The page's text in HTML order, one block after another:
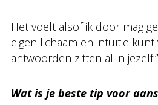
Het voelt alsof ik door mag
eigen lichaam en intuïtie
antwoorden zitten al in jezelf.”
Wat is je beste tip voor